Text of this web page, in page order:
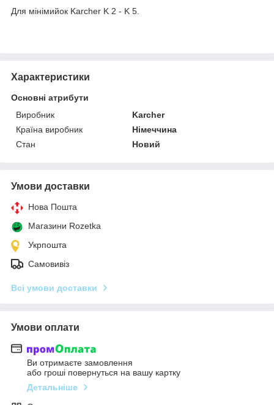
Для мінімийок Karcher K 2 - K 5.
Характеристики
Основні атрибути
Виробник
Karcher
Країна виробник
Німеччина
Стан
Новий
Умови доставки
Нова Пошта
Магазини Rozetka
Укрпошта
Самовивіз
Всі умови доставки
Умови оплати
Ви отримаєте замовлення
або гроші повернуться на вашу картку
Детальніше